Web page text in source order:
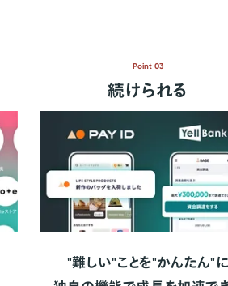
Point 03
続けられる
"難しい"ことを"かんたん"に